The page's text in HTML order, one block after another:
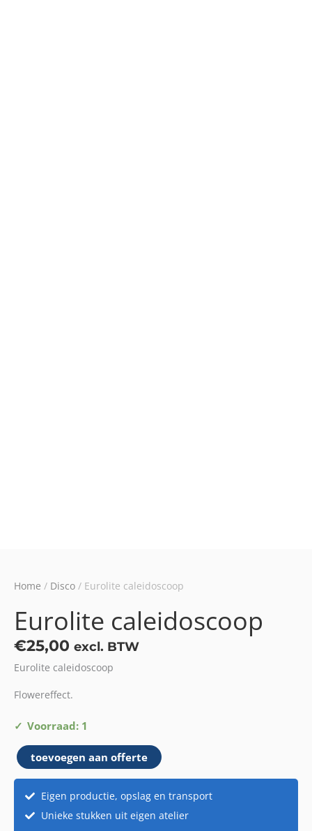
Home / Disco / Eurolite caleidoscoop
Eurolite caleidoscoop
€25,00 excl. BTW
Eurolite caleidoscoop
Flowereffect.
Voorraad: 1
Eurolite
caleidoscoop
aantaltoevoegen aan offerte
Eigen productie, opslag en transport
Unieke stukken uit eigen atelier